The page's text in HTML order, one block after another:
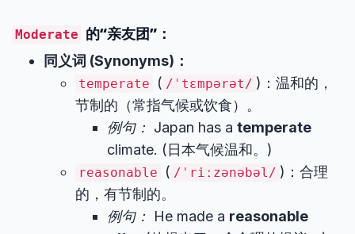
Moderate 的“亲友团”：
同义词 (Synonyms)：
temperate ( /ˈtɛmpərət/ )：温和的，
节制的（常指气候或饮食）。
例句： Japan has a temperate
climate. (日本气候温和。)
reasonable ( /ˈriːzənəbəl/ )：合理
的，有节制的。
例句： He made a reasonable